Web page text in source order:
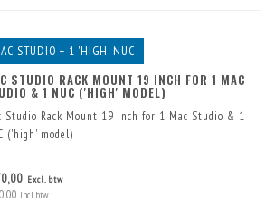
STUDIO + 1 'HIGH' NUC
STUDIO RACK MOUNT 19 INCH FOR 1 MAC
& 1 NUC ('HIGH' MODEL)
Studio Rack Mount 19 inch for 1 Mac Studio & 1
('high' model)
Excl. btw
Incl. btw